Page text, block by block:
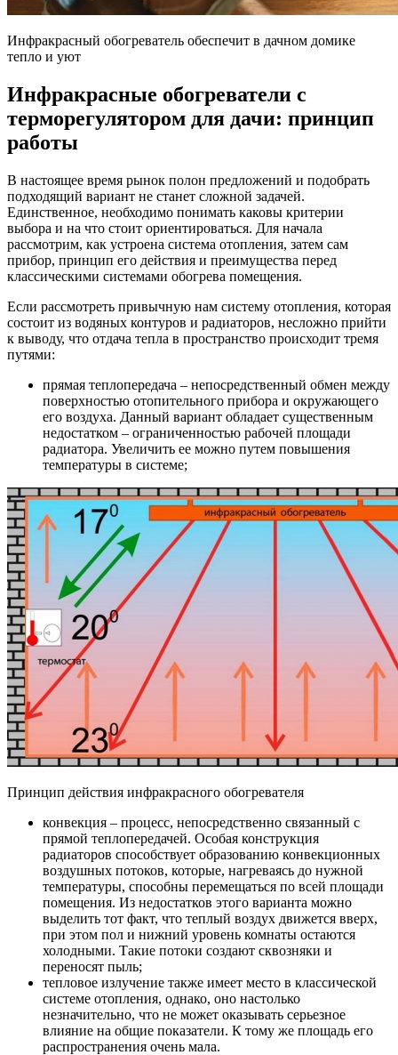
Инфракрасный обогреватель обеспечит в дачном домике
тепло и уют
Инфракрасные обогреватели с
терморегулятором для дачи: принцип
работы
В настоящее время рынок полон предложений и подобрать
подходящий вариант не станет сложной задачей.
Единственное, необходимо понимать каковы критерии
выбора и на что стоит ориентироваться. Для начала
рассмотрим, как устроена система отопления, затем сам
прибор, принцип его действия и преимущества перед
классическими системами обогрева помещения.
Если рассмотреть привычную нам систему отопления, которая
состоит из водяных контуров и радиаторов, несложно прийти
к выводу, что отдача тепла в пространство происходит тремя
путями:
прямая теплопередача – непосредственный обмен между
поверхностью отопительного прибора и окружающего
его воздуха. Данный вариант обладает существенным
недостатком – ограниченностью рабочей площади
радиатора. Увеличить ее можно путем повышения
температуры в системе;
Принцип действия инфракрасного обогревателя
конвекция – процесс, непосредственно связанный с
прямой теплопередачей. Особая конструкция
радиаторов способствует образованию конвекционных
воздушных потоков, которые, нагреваясь до нужной
температуры, способны перемещаться по всей площади
помещения. Из недостатков этого варианта можно
выделить тот факт, что теплый воздух движется вверх,
при этом пол и нижний уровень комнаты остаются
холодными. Такие потоки создают сквозняки и
переносят пыль;
тепловое излучение также имеет место в классической
системе отопления, однако, оно настолько
незначительно, что не может оказывать серьезное
влияние на общие показатели. К тому же площадь его
распространения очень мала.